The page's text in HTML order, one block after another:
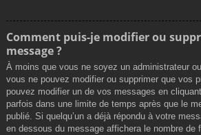
Comment puis-je modifier ou
message ?
À moins que vous ne soyez un administrateur
vous ne pouvez modifier ou supprimer que vos
pouvez modifier un de vos messages en
parfois dans une limite de temps après que le
publié. Si quelqu’un a déjà répondu à votre
en dessous du message affichera le nombre de